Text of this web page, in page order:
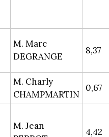
M. Marc
DEGRANGE
8,37
M. Charly
CHAMPMARTIN
0,67
M. Jean
4,42